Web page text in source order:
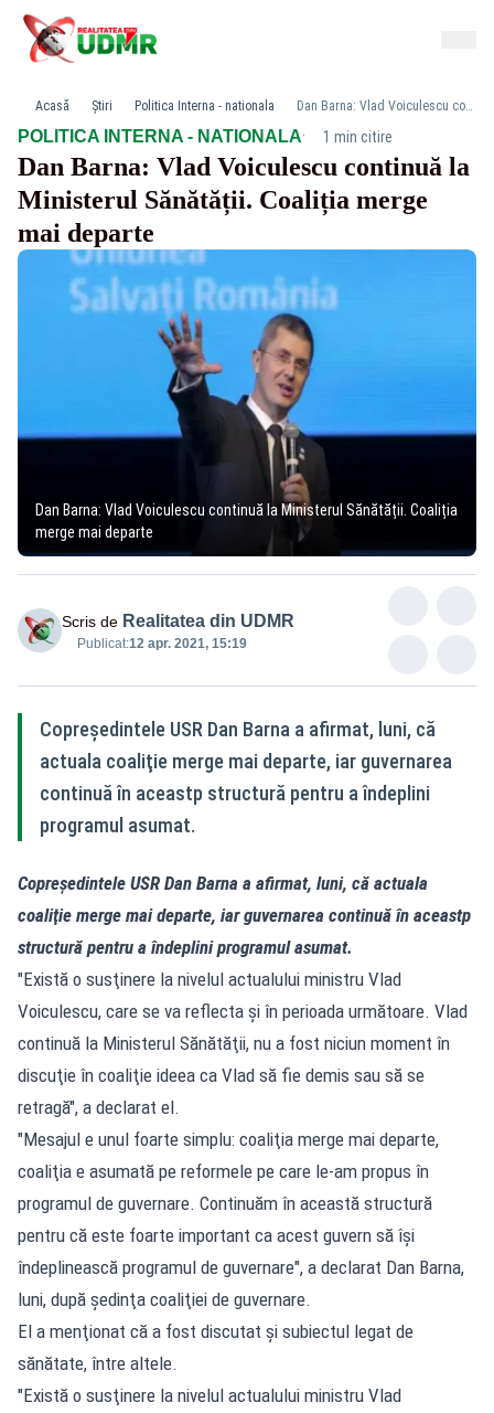
Acasă Știri Politica Interna - nationala Dan Barna: Vlad Voiculescu continuă la Ministerul Sănătății. Coaliția merge mai departe
POLITICA INTERNA - NATIONALA· 1 min citire
Dan Barna: Vlad Voiculescu continuă la
Ministerul Sănătății. Coaliția merge
mai departe
Dan Barna: Vlad Voiculescu continuă la Ministerul Sănătății. Coaliția
merge mai departe
Scris de Realitatea din UDMR
Publicat:12 apr. 2021, 15:19
Copreşedintele USR Dan Barna a afirmat, luni, că
actuala coaliţie merge mai departe, iar guvernarea
continuă în aceastp structură pentru a îndeplini
programul asumat.
Copreşedintele USR Dan Barna a afirmat, luni, că actuala
coaliţie merge mai departe, iar guvernarea continuă în aceastp
structură pentru a îndeplini programul asumat.
"Există o susţinere la nivelul actualului ministru Vlad
Voiculescu, care se va reflecta şi în perioada următoare. Vlad
continuă la Ministerul Sănătăţii, nu a fost niciun moment în
discuţie în coaliţie ideea ca Vlad să fie demis sau să se
retragă", a declarat el.
"Mesajul e unul foarte simplu: coaliţia merge mai departe,
coaliţia e asumată pe reformele pe care le-am propus în
programul de guvernare. Continuăm în această structură
pentru că este foarte important ca acest guvern să îşi
îndeplinească programul de guvernare", a declarat Dan Barna,
luni, după şedinţa coaliţiei de guvernare.
El a menţionat că a fost discutat şi subiectul legat de
sănătate, între altele.
"Există o susţinere la nivelul actualului ministru Vlad